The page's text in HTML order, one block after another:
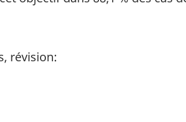
révision: